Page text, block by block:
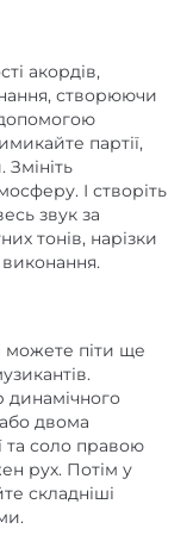
акордів,
створюючи
допомогою
партії,
І створіть
звук за
тонів, нарізки
можете піти ще
динамічного
двома
та соло правою
рух. Потім у
складніші